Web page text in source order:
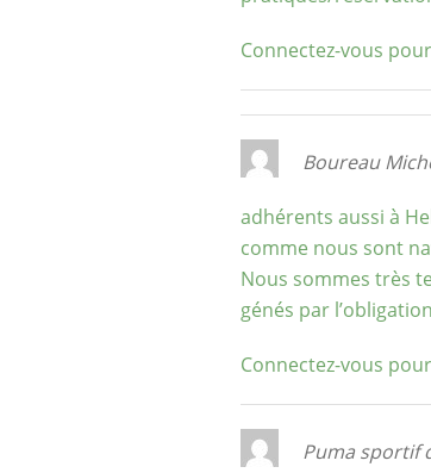
Connectez-vous
Boureau
adhérents aussi à
comme nous sont
Nous sommes très
génés par
Connectez-vous
Puma sportif